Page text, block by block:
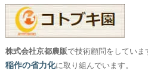
株式会社京都農販で技術顧問をしていま
稲作の省力化に取り組んでいます。